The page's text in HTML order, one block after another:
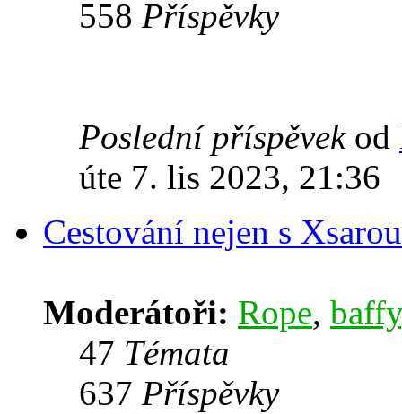
558 Příspěvky
Poslední příspěvekod
úte 7. lis 2023, 21:36
Cestování nejen s Xsarou
Moderátoři: Rope, baffy
47 Témata
637 Příspěvky